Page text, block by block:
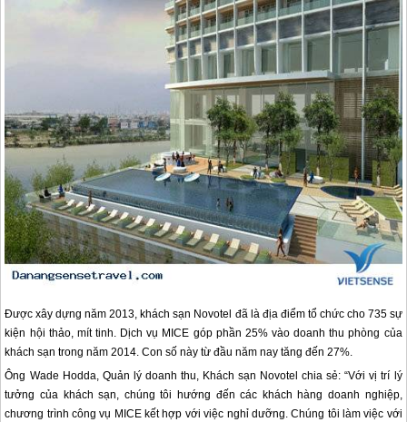
Được xây dựng năm 2013, khách sạn Novotel đã là địa điểm tổ chức cho 735 sự
kiện hội thảo, mít tinh. Dịch vụ MICE góp phần 25% vào doanh thu phòng của
khách sạn trong năm 2014. Con số này từ đầu năm nay tăng đến 27%.
Ông Wade Hodda, Quản lý doanh thu, Khách sạn Novotel chia sẻ: “Với vị trí lý
tưởng của khách sạn, chúng tôi hướng đến các khách hàng doanh nghiệp,
chương trình công vụ MICE kết hợp với việc nghỉ dưỡng. Chúng tôi làm việc với